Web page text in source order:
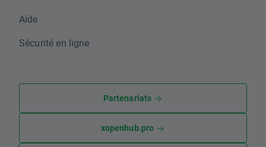
Aide
Sécurité en ligne
Partenariats
xopenhub.pro